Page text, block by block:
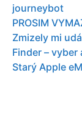
journeybot
PROSIM
Zmizely mi
Finder –
Starý Apple